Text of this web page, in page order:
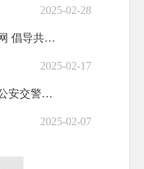
2025-02-28
临夏县：交警普法进电网 倡导共建平安路
2025-02-17
【平安过大年】临夏县公安交警整治违停不松懈 规范停车不“添堵”
2025-02-07